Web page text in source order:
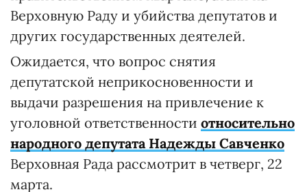
Верховную Раду и убийства депутатов и
других государственных деятелей.
Ожидается, что вопрос снятия
депутатской неприкосновенности и
выдачи разрешения на привлечение к
уголовной ответственности относительно
народного депутата Надежды Савченко
Верховная Рада рассмотрит в четверг, 22
марта.